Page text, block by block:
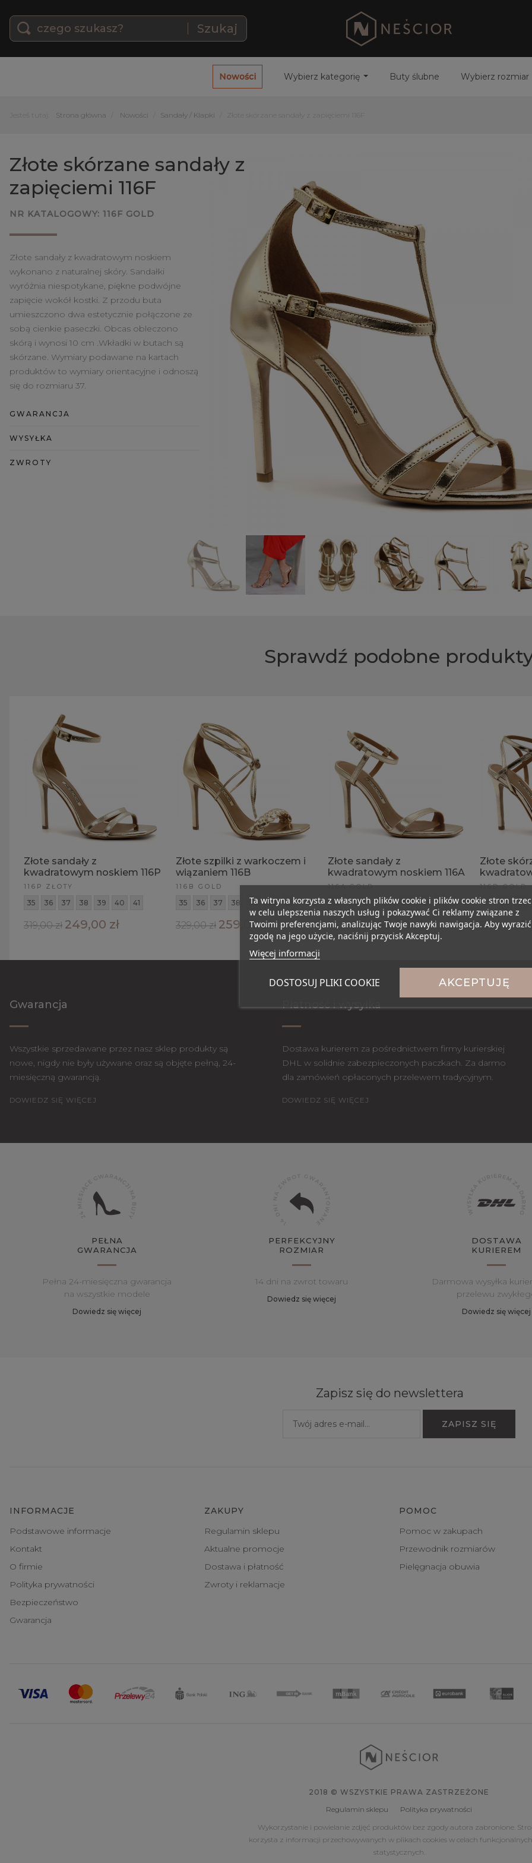
Szukaj
Nowości Wybierz kategorię Buty ślubne Wybierz rozmiar
Jesteś tutaj: Strona główna Nowości Sandały / Klapki Złote skórzane sandały z zapięciemi 116F
Złote skórzane sandały z
zapięciemi 116F
NR KATALOGOWY: 116F GOLD
Złote sandały z kwadratowym noskiem
wykonano z naturalnej skóry. Sandałki
wyróżnia niespotykane, piękne podwójne
zapięcie wokół kostki. Z przodu buta
umieszczono dwa estetycznie połączone ze
sobą cienkie paseczki. Obcas obleczono
skórą i wynosi 10 cm .Wkładki w butach są
skórzane. Wymiary podawane na kartach
produktów to wymiary orientacyjne i odnoszą
się do rozmiaru 37.
GWARANCJA
WYSYŁKA
ZWROTY
Sprawdź podobne
Złote sandały z
kwadratowym noskiem 116P
116P ZŁOTY
35 36 37 38 39 40 41
319,00 zł 249,00 zł
Złote szpilki z warkoczem i
wiązaniem 116B
116B GOLD
35 36 37 38 39 40 41
329,00 zł 259,00 zł
Złote sandały z
kwadratowym noskiem 116A
116A GOLD
35 36 37 38 39 40 41
319,00 zł 249,00 zł
Złote
116D GOLD
35 36 37
319,00 zł
Gwarancja
Wszystkie sprzedawane przez nasz sklep produkty są
nowe, nigdy nie były używane oraz są objęte pełną, 24-
miesięczną gwarancją.
DOWIEDZ SIĘ WIĘCEJ
Płatność i wysyłka
Dostawa kurierem za pośrednictwem firmy kurierskiej
DHL w solidnie zabezpieczonych paczkach. Za darmo
dla zamówień opłaconych przelewem tradycyjnym.
DOWIEDZ SIĘ WIĘCEJ
PEŁNA
GWARANCJA
Pełna 24-miesięczna gwarancja
na wszystkie modele
Dowiedz się więcej
PERFEKCYJNY
ROZMIAR
14 dni na zwrot towaru
Dowiedz się więcej
DOSTAWA
KURIEREM
Darmowa wysyłka
przelewu
Dowiedz się więcej
Zapisz się do newslettera
INFORMACJE
Podstawowe informacje
Kontakt
O firmie
Polityka prywatności
Bezpieczeństwo
Gwarancja
ZAKUPY
Regulamin sklepu
Aktualne promocje
Dostawa i płatność
Zwroty i reklamacje
POMOC
Pomoc w zakupach
Przewodnik rozmiarów
Pielęgnacja obuwia
2018 © WSZYSTKIE PRAWA ZASTRZEŻONE
Regulamin sklepu
Polityka prywatności
Wykorzystanie i powielanie zdjęć produktów bez zgody autora zabronione.
korzysta z informacji przechowywanych w plikach cookies w celach
statystycznych.
Ta witryna korzysta z własnych plików cookie i plików cookie stron
w celu ulepszenia naszych usług i pokazywać Ci reklamy związane z
Twoimi preferencjami, analizując Twoje nawyki nawigacja. Aby wyrazić
zgodę na jego użycie, naciśnij przycisk Akceptuj.
Więcej informacji
DOSTOSUJ PLIKI COOKIE AKCEPTUJĘ